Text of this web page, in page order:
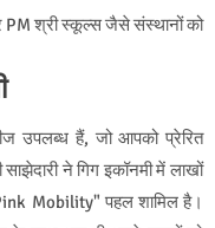
PM श्री स्कूल्स जैसे संस्थानों को
उपलब्ध हैं, जो आपको प्रेरित
ने गिग इकॉनमी में लाखों
Mobility" पहल शामिल है।